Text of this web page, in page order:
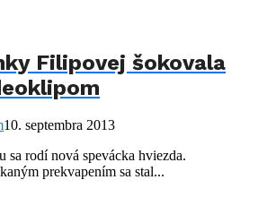
Filipovej šokovala
10. septembra 2013
sa rodí nová spevácka hviezda.
prekvapením sa stal...